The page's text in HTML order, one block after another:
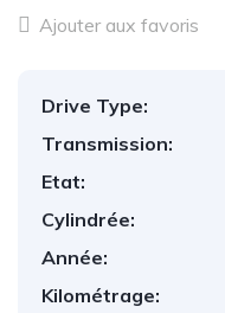
Ajouter aux favoris
Drive Type:
Transmission:
Etat:
Cylindrée:
Année:
Kilométrage: